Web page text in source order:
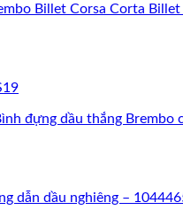
dẫn dầu nghiêng –